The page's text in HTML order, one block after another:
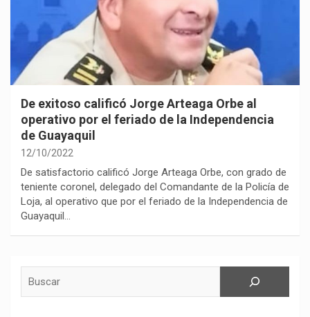
De exitoso calificó Jorge Arteaga Orbe al
operativo por el feriado de la Independencia
de Guayaquil
12/10/2022
De satisfactorio calificó Jorge Arteaga Orbe, con grado de
teniente coronel, delegado del Comandante de la Policía de
Loja, al operativo que por el feriado de la Independencia de
Guayaquil…